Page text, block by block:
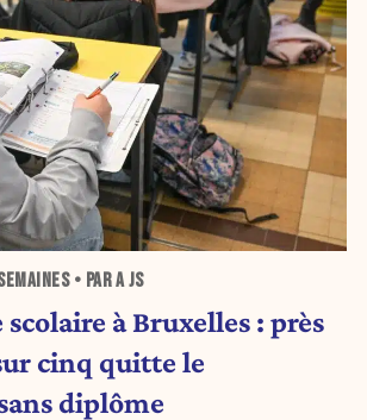
• PAR A JS
scolaire à Bruxelles : près
cinq quitte le
diplôme